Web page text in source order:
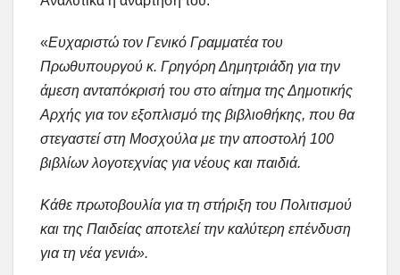
«Ευχαριστώ τον Γενικό Γραμματέα του
Πρωθυπουργού κ. Γρηγόρη Δημητριάδη για την
άμεση ανταπόκρισή του στο αίτημα της Δημοτικής
Αρχής για τον εξοπλισμό της βιβλιοθήκης, που θα
στεγαστεί στη Μοσχούλα με την αποστολή 100
βιβλίων λογοτεχνίας για νέους και παιδιά.
Κάθε πρωτοβουλία για τη στήριξη του Πολιτισμού
και της Παιδείας αποτελεί την καλύτερη επένδυση
για τη νέα γενιά».